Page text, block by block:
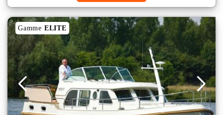
Gamme ELITE